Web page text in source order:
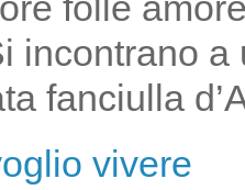
incontrano
fanciulla
vivere